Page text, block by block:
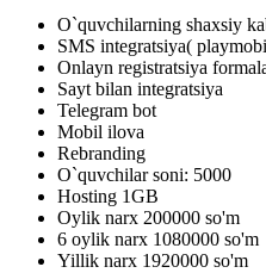
O`quvchilarning shaxsiy
SMS integratsiya(
Onlayn registratsiya
Sayt bilan integratsiya
Telegram bot
Mobil ilova
Rebranding
O`quvchilar soni: 5000
Hosting 1GB
Oylik narx 200000 so'm
6 oylik narx 1080000 so'm
Yillik narx 1920000 so'm